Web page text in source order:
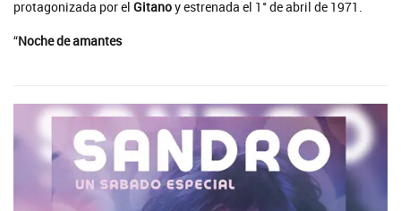
protagonizada por el Gitanoy estrenada el 1° de abril de 1971.
“Noche de amantes